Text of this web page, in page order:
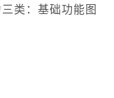
类：基础功能图